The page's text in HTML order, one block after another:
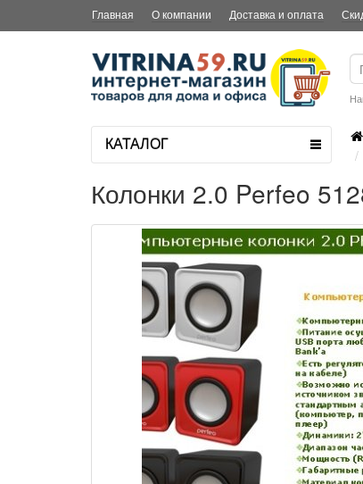
Главная О компании Доставка и оплата
КАТАЛОГ
Колонки 2.0 Perfeo